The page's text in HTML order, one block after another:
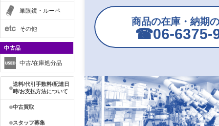
単眼鏡・ルーペ
その他
中古品
中古/在庫処分品
送料/代引手数料/配達日
時/お支払方法について
中古買取
スタッフ募集
商品の在庫・納期
☎︎06-6375-